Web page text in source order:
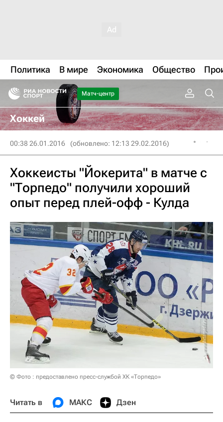
Политика В мире Экономика Общество
Матч-центр
Хоккей
00:38 26.01.2016 (обновлено: 12:13 29.02.2016)
Хоккеисты "Йокерита" в матче с
"Торпедо" получили хороший
опыт перед плей-офф - Кулда
© Фото : предоставлено пресс-службой ХК «Торпедо»
Читать в МАКС Дзен